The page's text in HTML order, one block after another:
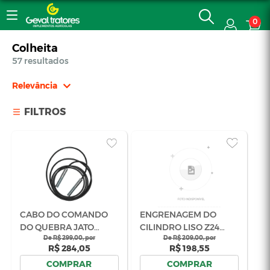
0
Colheita
57 resultados
Relevância
Maior Preço
Ordem Alfabética
FILTROS